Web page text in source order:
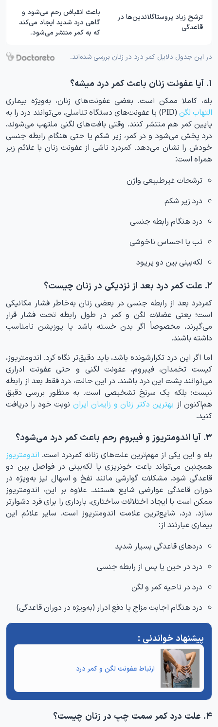
ترشح زیاد پروستاگلاندین‌ها در
قاعدگی
باعث انقباض رحم می‌شود و
گاهی درد شدید ایجاد می‌کند
که به کمر منتشر می‌شود.
در این جدول دلایل کمر درد در زنان بررسی شده‌اند.
۱. آیا عفونت زنان باعث کمر درد میشه؟
بله، کاملا ممکن است. بعضی عفونت‌های زنان، به‌ویژه بیماری
التهاب لگن
(PID) یا عفونت‌های دستگاه تناسلی، می‌توانند درد را به
پایین کمر هم منتشر کنند. وقتی بافت‌های لگنی ملتهب می‌شوند،
درد پخش می‌شود و در کمر، زیر شکم یا حتی هنگام رابطه جنسی
خودش را نشان می‌دهد. کمردرد ناشی از عفونت زنان با علائم زیر
همراه است:
ترشحات غیرطبیعی واژن
درد زیر شکم
درد هنگام رابطه جنسی
تب یا احساس ناخوشی
لکه‌بینی بین دو پریود
۲. علت کمر درد بعد از نزدیکی در زنان چیست؟
کمردرد بعد از رابطه جنسی در بعضی زنان به‌خاطر فشار مکانیکی
است؛ یعنی عضلات لگن و کمر در طول رابطه تحت فشار قرار
می‌گیرند، مخصوصاً اگر بدن خسته باشد یا پوزیشن نامناسب
داشته باشند.
اما اگر این درد تکرارشونده باشد، باید دقیق‌تر نگاه کرد. اندومتریوز،
کیست تخمدان، فیبروم، عفونت لگنی و حتی عفونت ادراری
می‌توانند پشت این درد باشند. در این حالت، درد فقط بعد از رابطه
نیست؛ بلکه یک سرنخ تشخیصی است. به منظور بررسی دقیق
هم‌اکنون از بهترین دکتر زنان و زایمان ایران نوبت خود را دریافت
کنید.
۳. آیا اندومتریوز و فیبروم رحم باعث کمر درد می‌شود؟
بله و این یکی از مهم‌ترین علت‌های زنانه کمردرد است. اندومتریوز
همچنین می‌تواند باعث خونریزی یا لکه‌بینی در فواصل بین دو
قاعدگی شود. مشکلات گوارشی مانند نفخ و اسهال نیز به‌ویژه در
دوران قاعدگی عوارضی شایع هستند. علاوه بر این، اندومتریوز
ممکن است با ایجاد اختلالات ساختاری، بارداری را برای فرد دشوارتر
سازد. درد، شایع‌ترین علامت اندومتریوز است. سایر علائم این
بیماری عبارتند از:
دردهای قاعدگی بسیار شدید
درد در حین یا پس از رابطه جنسی
درد در ناحیه کمر و لگن
درد هنگام اجابت مزاج یا دفع ادرار (به‌ویژه در دوران قاعدگی)
ارتباط عفونت لگن و کمر درد
۴. علت درد کمر سمت چپ در زنان چیست؟